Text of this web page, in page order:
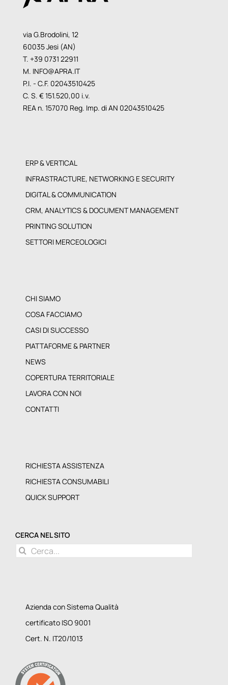
via G.Brodolini, 12
60035 Jesi (AN)
T. +39 0731 22911
M. INFO@APRA.IT
P.I. - C.F. 02043510425
C. S. € 151.520,00 i.v.
REA n. 157070 Reg. Imp. di AN 02043510425
ERP & VERTICAL
INFRASTRACTURE, NETWORKING E SECURITY
DIGITAL & COMMUNICATION
CRM, ANALYTICS & DOCUMENT MANAGEMENT
PRINTING SOLUTION
SETTORI MERCEOLOGICI
CHI SIAMO
COSA FACCIAMO
CASI DI SUCCESSO
PIATTAFORME & PARTNER
NEWS
COPERTURA TERRITORIALE
LAVORA CON NOI
CONTATTI
RICHIESTA ASSISTENZA
RICHIESTA CONSUMABILI
QUICK SUPPORT
CERCA NEL SITO
Cerca
Azienda con Sistema Qualità
certificato ISO 9001
Cert. N. IT20/1013